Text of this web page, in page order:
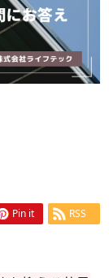
Pin it RSS